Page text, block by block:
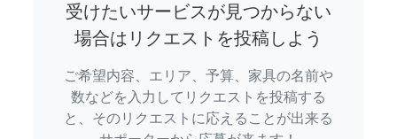
受けたいサービスが見つからない
場合はリクエストを投稿しよう
ご希望内容、エリア、予算、家具の名前や
数などを入力してリクエストを投稿する
と、そのリクエストに応えることが出来る